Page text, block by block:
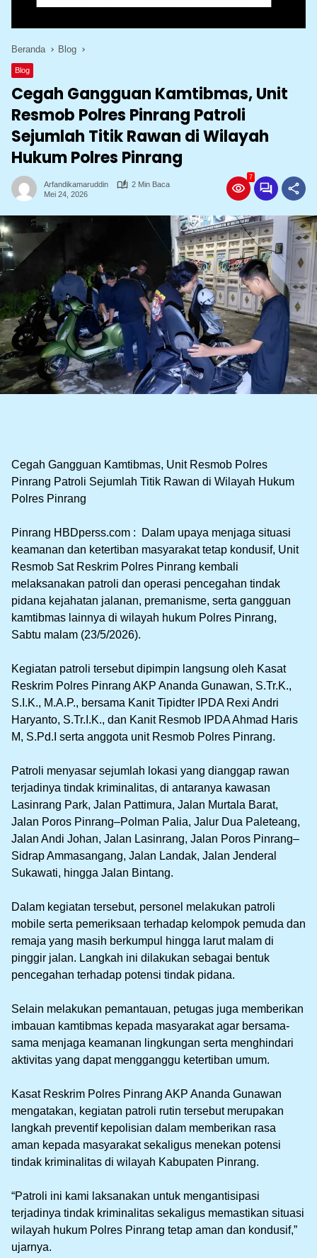
Beranda Blog
Blog
Cegah Gangguan Kamtibmas, Unit
Resmob Polres Pinrang Patroli
Sejumlah Titik Rawan di Wilayah
Hukum Polres Pinrang‎
Arfandikamaruddin
2 Min Baca
Mei 24, 2026
7
Cegah Gangguan Kamtibmas, Unit Resmob Polres
Pinrang Patroli Sejumlah Titik Rawan di Wilayah Hukum
Polres Pinrang
‎Pinrang HBDperss.com : Dalam upaya menjaga situasi
keamanan dan ketertiban masyarakat tetap kondusif, Unit
Resmob Sat Reskrim Polres Pinrang kembali
melaksanakan patroli dan operasi pencegahan tindak
pidana kejahatan jalanan, premanisme, serta gangguan
kamtibmas lainnya di wilayah hukum Polres Pinrang,
Sabtu malam (23/5/2026).
‎Kegiatan patroli tersebut dipimpin langsung oleh Kasat
Reskrim Polres Pinrang AKP Ananda Gunawan, S.Tr.K.,
S.I.K., M.A.P., bersama Kanit Tipidter IPDA Rexi Andri
Haryanto, S.Tr.I.K., dan Kanit Resmob IPDA Ahmad Haris
M, S.Pd.I serta anggota unit Resmob Polres Pinrang.
‎Patroli menyasar sejumlah lokasi yang dianggap rawan
terjadinya tindak kriminalitas, di antaranya kawasan
Lasinrang Park, Jalan Pattimura, Jalan Murtala Barat,
Jalan Poros Pinrang–Polman Palia, Jalur Dua Paleteang,
Jalan Andi Johan, Jalan Lasinrang, Jalan Poros Pinrang–
Sidrap Ammasangang, Jalan Landak, Jalan Jenderal
Sukawati, hingga Jalan Bintang.
‎Dalam kegiatan tersebut, personel melakukan patroli
mobile serta pemeriksaan terhadap kelompok pemuda dan
remaja yang masih berkumpul hingga larut malam di
pinggir jalan. Langkah ini dilakukan sebagai bentuk
pencegahan terhadap potensi tindak pidana.
‎Selain melakukan pemantauan, petugas juga memberikan
imbauan kamtibmas kepada masyarakat agar bersama-
sama menjaga keamanan lingkungan serta menghindari
aktivitas yang dapat mengganggu ketertiban umum.
‎Kasat Reskrim Polres Pinrang AKP Ananda Gunawan
mengatakan, kegiatan patroli rutin tersebut merupakan
langkah preventif kepolisian dalam memberikan rasa
aman kepada masyarakat sekaligus menekan potensi
tindak kriminalitas di wilayah Kabupaten Pinrang.
‎“Patroli ini kami laksanakan untuk mengantisipasi
terjadinya tindak kriminalitas sekaligus memastikan situasi
wilayah hukum Polres Pinrang tetap aman dan kondusif,”
ujarnya.